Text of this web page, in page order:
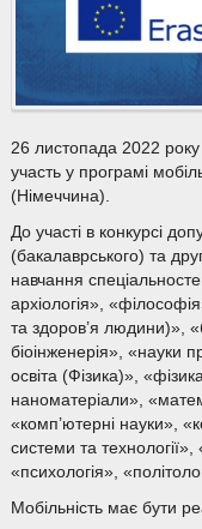
26 листопада 2022
участь у програмі
(Німеччина).
До участі в конкурсі
(бакалаврського) та
навчання
архіологія»,
та здоров’я людини)»,
біоінженерія», «науки
освіта (Фізика)»,
наноматеріали»,
«комп’ютерні науки»,
системи та
«психологія»,
Мобільність має бути